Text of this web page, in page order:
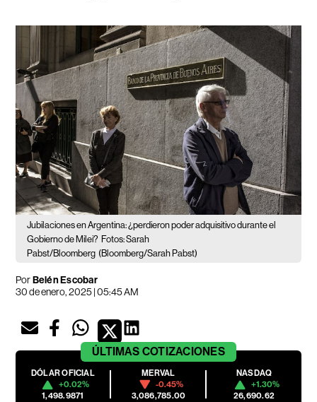
Jubilaciones en Argentina: ¿perdieron poder adquisitivo durante el
Gobierno de Milei? Fotos: Sarah
Pabst/Bloomberg (Bloomberg/Sarah Pabst)
PorBelén Escobar
30 de enero, 2025 | 05:45 AM
ÚLTIMAS COTIZACIONES
DÓLAR OFICIAL
+0.02%
1,498.9871
MERVAL
-0.45%
3,086,785.00
NASDAQ
+1.30%
26,690.62